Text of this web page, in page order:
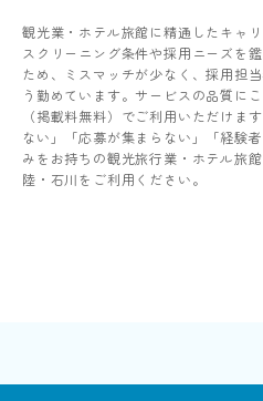
観光業・ホテル旅館に精通したキャ
スクリーニング条件や採用ニーズを
ため、ミスマッチが少なく、採用担
う勤めています。サービスの品質に
（掲載料無料）でご利用いただけま
ない」「応募が集まらない」「経験
みをお持ちの観光旅行業・ホテル旅
陸・石川をご利用ください。